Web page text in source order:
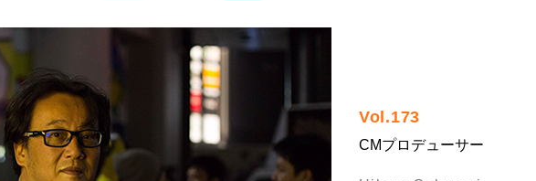
Vol.173
CMプロデューサー